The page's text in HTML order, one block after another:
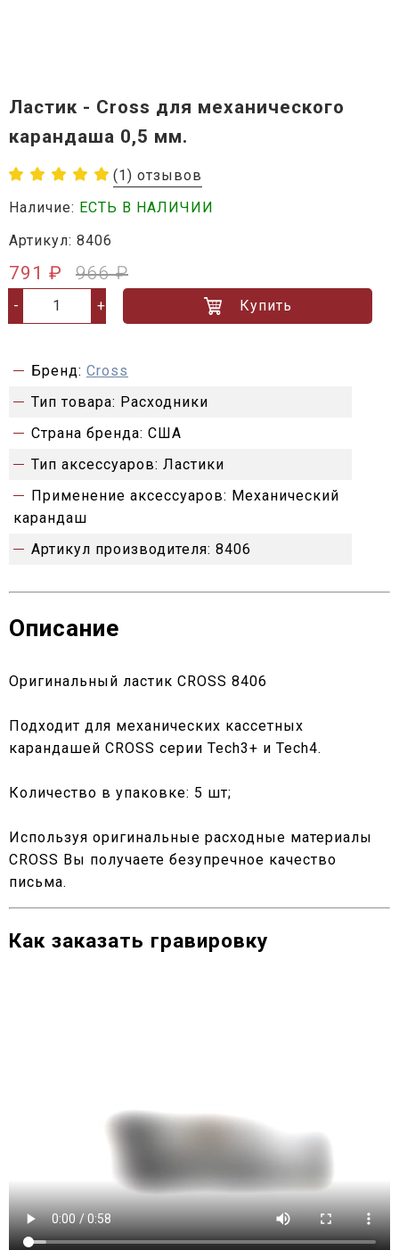
Ластик - Cross для механического
карандаша 0,5 мм.
(1) отзывов
Наличие: ЕСТЬ В НАЛИЧИИ
Артикул: 8406
791 ₽ 966 ₽
- + Купить
Бренд: Cross
Тип товара: Расходники
Страна бренда: США
Тип аксессуаров: Ластики
Применение аксессуаров: Механический
карандаш
Артикул производителя: 8406
Описание
Оригинальный ластик CROSS 8406
Подходит для механических кассетных
карандашей CROSS серии Tech3+ и Tech4.
Количество в упаковке: 5 шт;
Используя оригинальные расходные материалы
СROSS Вы получаете безупречное качество
письма.
Как заказать гравировку